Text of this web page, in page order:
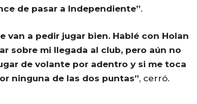
de pasar a Independiente”.
van a pedir jugar bien. Hablé con Holan
sobre mi llegada al club, pero aún no
de volante por adentro y si me toca
ninguna de las dos puntas”, cerró.